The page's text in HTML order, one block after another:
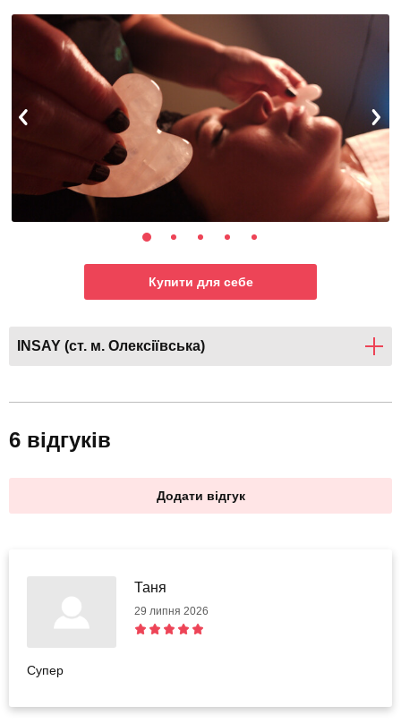
Купити для себе
INSAY (ст. м. Олексіївська)
6 відгуків
Додати відгук
Таня
29 липня 2026
Супер